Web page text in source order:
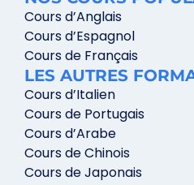
Cours d’Anglais
Cours d’Espagnol
Cours de Français
LES AUTRES
Cours d’Italien
Cours de Portugais
Cours d’Arabe
Cours de Chinois
Cours de Japonais